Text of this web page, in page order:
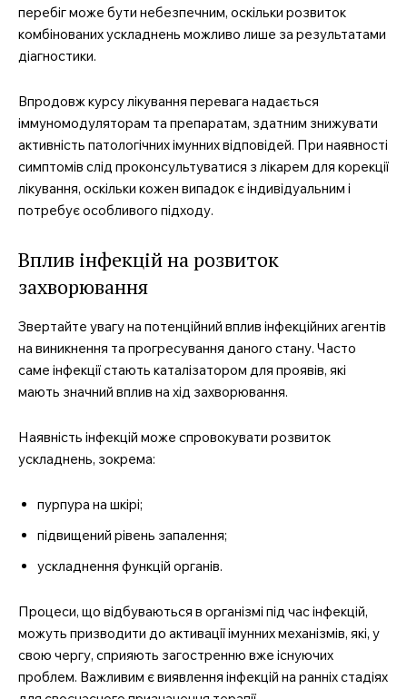
професійний медичний
Company
Про нас
перебіг може бути небезпечним, оскільки розвиток
комбінованих ускладнень можливо лише за результатами
діагностики.
Впродовж курсу лікування перевага надається
іммуномодуляторам та препаратам, здатним знижувати
активність патологічних імунних відповідей. При наявності
симптомів слід проконсультуватися з лікарем для корекції
лікування, оскільки кожен випадок є індивідуальним і
потребує особливого підходу.
Вплив інфекцій на розвиток
захворювання
Звертайте увагу на потенційний вплив інфекційних агентів
на виникнення та прогресування даного стану. Часто
саме інфекції стають каталізатором для проявів, які
мають значний вплив на хід захворювання.
Наявність інфекцій може спровокувати розвиток
ускладнень, зокрема:
пурпура на шкірі;
підвищений рівень запалення;
ускладнення функцій органів.
Процеси, що відбуваються в організмі під час інфекцій,
можуть призводити до активації імунних механізмів, які, у
свою чергу, сприяють загостренню вже існуючих
проблем. Важливим є виявлення інфекцій на ранніх стадіях